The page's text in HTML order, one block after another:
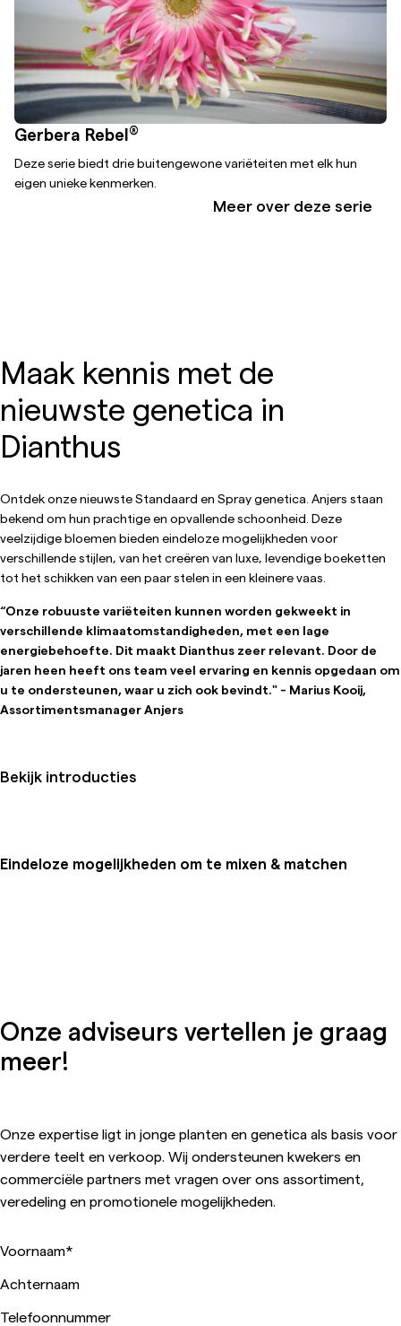
Gerbera Rebel®
Deze serie biedt drie buitengewone variëteiten met elk hun
eigen unieke kenmerken.
Meer over deze serie
Maak kennis met de
nieuwste genetica in
Dianthus
Ontdek onze nieuwste Standaard en Spray genetica. Anjers staan
bekend om hun prachtige en opvallende schoonheid. Deze
veelzijdige bloemen bieden eindeloze mogelijkheden voor
verschillende stijlen, van het creëren van luxe, levendige boeketten
tot het schikken van een paar stelen in een kleinere vaas.
“Onze robuuste variëteiten kunnen worden gekweekt in
verschillende klimaatomstandigheden, met een lage
energiebehoefte. Dit maakt Dianthus zeer relevant. Door de
jaren heen heeft ons team veel ervaring en kennis opgedaan om
u te ondersteunen, waar u zich ook bevindt." - Marius Kooij,
Assortimentsmanager Anjers
Bekijk introducties
Eindeloze mogelijkheden om te mixen & matchen
Onze adviseurs vertellen je graag
meer!
Onze expertise ligt in jonge planten en genetica als basis voor
verdere teelt en verkoop. Wij ondersteunen kwekers en
commerciële partners met vragen over ons assortiment,
veredeling en promotionele mogelijkheden.
Voornaam*
Achternaam
Telefoonnummer